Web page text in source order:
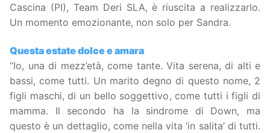
Cascina (PI), Team Deri SLA, è riuscita a realizzarlo.
Un momento emozionante, non solo per Sandra.
Questa estate dolce e amara
“Io, una di mezz’età, come tante. Vita serena, di alti e
bassi, come tutti. Un marito degno di questo nome, 2
figli maschi, di un bello soggettivo, come tutti i figli di
mamma. Il secondo ha la sindrome di Down, ma
questo è un dettaglio, come nella vita ‘in salita’ di tutti.